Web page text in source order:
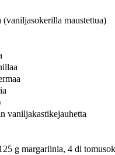
maustettua)
vaniljakastikejauhetta
g margariinia, 4 dl